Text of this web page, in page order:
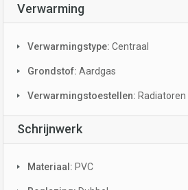
Verwarming
Verwarmingstype: Centraal
Grondstof: Aardgas
Verwarmingstoestellen: Radiatoren
Schrijnwerk
Materiaal: PVC